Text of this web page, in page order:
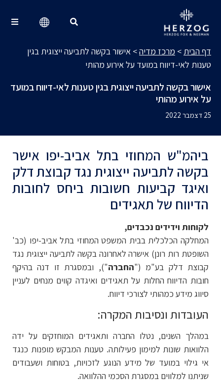
דף הבית > מרכז מדיה> אישור בקשה לתביעה ייצוגית בגין
טענות לאי-דיווח במועד על אירוע מהותי
אישור בקשה לתביעה ייצוגית בגין טענות לאי-דיווח במועד
על אירוע מהותי
25 דצמבר 2022
ביהמ"ש המחוזי בתל אביב-יפו אישר
בקשה לתביעה ייצוגית נגד קבוצת דלק
ואיגד קביעות חשובות ביחס לחובות
הדיווח של תאגידים
לקוחות וידידים נכבדים,
המחלקה הכלכלית בבית המשפט המחוזי בתל אביב-יפו (כב'
השופטת רות רונן) אישרה לאחרונה בקשה לתביעה ייצוגית נגד
קבוצת דלק בע"מ ("החברה"), ובמסגרת זו דנה בהיקף
חובות הדיווח החלות על תאגידים ואיגדה קווים מנחים לעניין
סיווג מידע כמהותי לצורכי דיווח.
העובדות ונסיבות המקרה:
במהלך השנים, נטלו החברה ותאגידים המוחזקים על ידה
הלוואות שונות למימון פעילותה. טענות המבקש מופנות כנגד
אי גילוי במועד של מידע הנוגע לזכויות, בטוחות ושעבודים
שניתנו למלווים במסגרת הסכמי ההלוואה.